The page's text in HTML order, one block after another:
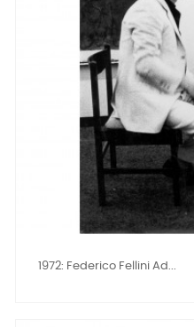
1972: Federico Fellini Ad...